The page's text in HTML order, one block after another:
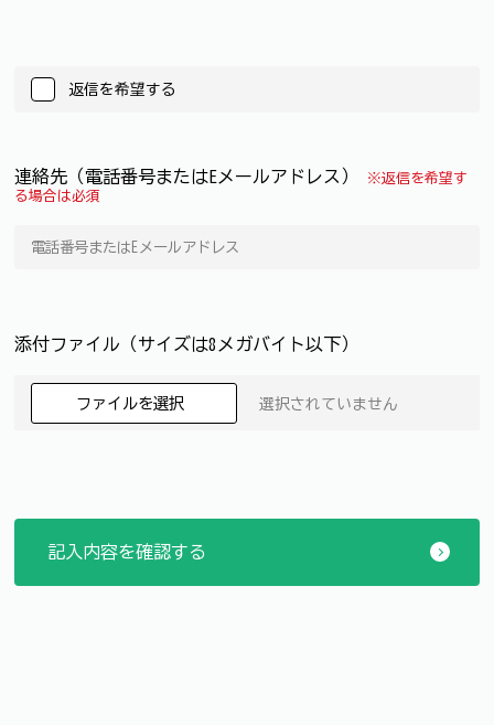
返信を希望する
連絡先（電話番号またはEメールアドレス）
※返信を希望す
る場合は必須
添付ファイル（サイズは8メガバイト以下）
ファイルを選択 選択されていません